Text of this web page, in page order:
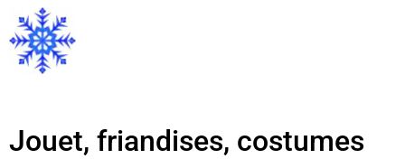
Jouet, friandises, costumes